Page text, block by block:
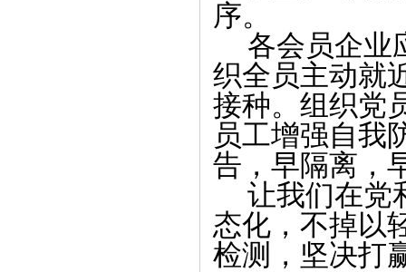
序。
各会员企业
织全员主动就
接种。组织党
员工增强自我
告，早隔离，
让我们在党
态化，不掉以
检测，坚决打